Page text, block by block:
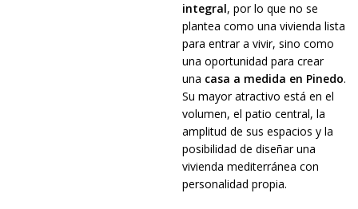
integral, por lo que no se
plantea como una vivienda lista
para entrar a vivir, sino como
una oportunidad para crear
una casa a medida en Pinedo.
Su mayor atractivo está en el
volumen, el patio central, la
amplitud de sus espacios y la
posibilidad de diseñar una
vivienda mediterránea con
personalidad propia.